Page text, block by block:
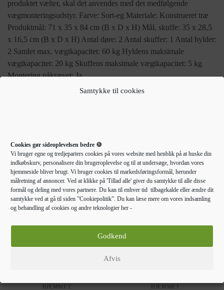
Samtykke til cookies
Cookies gør sideoplevelsen bedre 🍪
Vi bruger egne og tredjeparters cookies på vores website med henblik på at huske din
indkøbskurv, personalisere din brugeroplevelse og til at undersøge, hvordan vores
hjemmeside bliver brugt. Vi bruger cookies til markedsføringsformål, herunder
målretning af annoncer. Ved at klikke på 'Tillad alle' giver du samtykke til alle disse
formål og deling med vores partnere. Du kan til enhver tid tilbagekalde eller ændre dit
samtykke ved at gå til siden ”Cookiepolitik”. Du kan læse mere om vores indsamling
og behandling af cookies og andre teknologier her -
Godkend
Afvis
produktet vælter, skal det anvendes med det medfølgende
vægmonteringsudstyr. Farve: Sort-eg Materiale: Konstrueret træ
Produktmål: 71 x 35 x 84 cm (B x D x H) Mål, skuffe: 35 x 28,5
x 16,5 cm (B x D x H) Antal døre: 2 Antal skuffer: 1 Antal hylder:
2 Samlet max. vægtkapacitet: 60 kg Hyldens maksimale
vægtkapacitet: 20 kg Skuffens maksimale vægtkapacitet: 5 kg
Montering påkrævet: Ja
Andre købte også
HJEMMET
HJEMMET